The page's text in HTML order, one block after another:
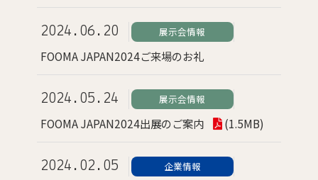
2024.06.20 展示会情報
FOOMA JAPAN2024ご来場のお礼
2024.05.24 展示会情報
FOOMA JAPAN2024出展のご案内 (1.5MB)
2024.02.05 企業情報